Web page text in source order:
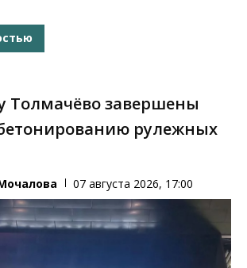
Толмачёво завершены
рулежных
07 августа 2026, 17:00